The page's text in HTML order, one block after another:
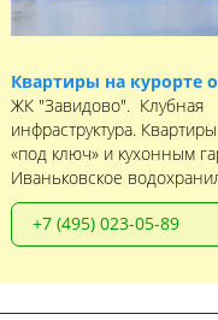
Квартиры на курорте
ЖК "Завидово". Клубная
инфраструктура.
«под ключ» и кухонным
Иваньковское
+7 (495) 023-05-89